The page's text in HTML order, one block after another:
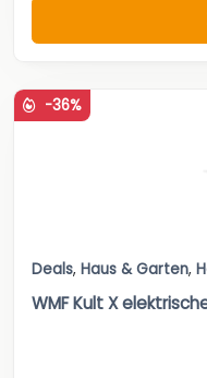
-36%
Deals, Haus & Garten,
WMF Kult X